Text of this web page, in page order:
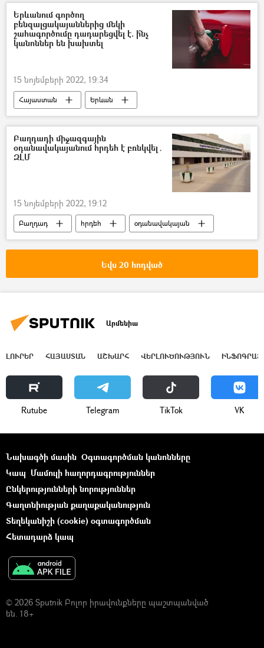
Երևանում գործող
բենզալցակայաններից մեկի
շահագործումը դադարեցվել է. ի՞նչ
կանոններ են խախտել
15 նոյեմբերի 2022, 19:34
Հայաստան
Երևան
բենզալցակայան
խախտում
Բաղդադի միջազգային
օդանավակայանում հրդեհ է բռնկվել․
ԶԼՄ
15 նոյեմբերի 2022, 19:12
Բաղդադ հրդեհ օդանավակայան
Եվս 20 հոդված
Արմենիա
ԼՈՒՐԵՐ ՀԱՅԱՍՏԱՆ ԱՇԽԱՐՀ ՎԵՐԼՈՒԾՈՒԹՅՈՒՆ
Rutube Telegram ТikТоk VK
Նախագծի մասին Օգտագործման կանոնները
Կապ Մամուլի հաղորդագրություններ
Ընկերությունների նորություններ
Գաղտնիության քաղաքականություն
Տեղեկանիշի (cookie) օգտագործման
Հետադարձ կապ
© 2026 Sputnik Բոլոր իրավունքները պաշտպանված
են. 18+